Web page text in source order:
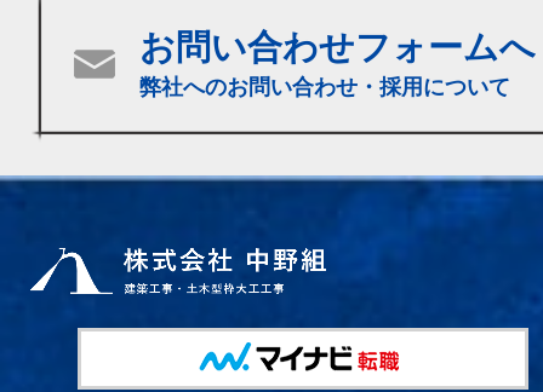
お問い合わせフォームへ
弊社へのお問い合わせ・採用について